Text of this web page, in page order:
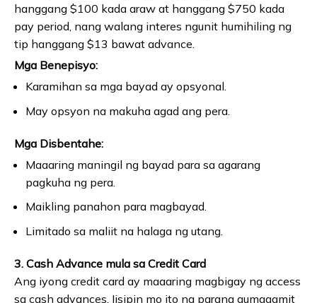
hanggang $100 kada araw at hanggang $750 kada
pay period, nang walang interes ngunit humihiling ng
tip hanggang $13 bawat advance.
Mga Benepisyo:
Karamihan sa mga bayad ay opsyonal.
May opsyon na makuha agad ang pera.
Mga Disbentahe:
Maaaring maningil ng bayad para sa agarang
pagkuha ng pera.
Maikling panahon para magbayad.
Limitado sa maliit na halaga ng utang.
3. Cash Advance mula sa Credit Card
Ang iyong credit card ay maaaring magbigay ng access
sa cash advances. Iisipin mo ito na parang gumagamit